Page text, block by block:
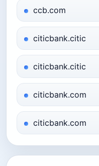
ccb.com
citicbank.citic
citicbank.citic
citicbank.com
citicbank.com